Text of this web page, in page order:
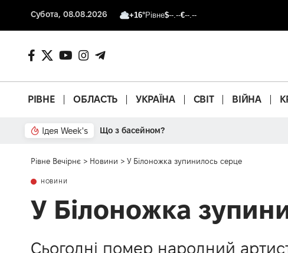
Субота, 08.08.2026 +16°Рівне$--.--€--.--
РІВНЕ ОБЛАСТЬ УКРАЇНА СВІТ ВІЙНА
Ідея Week's Що з басейном?
Рівне Вечірнє > Новини > У Білоножка зупинилось серце
НОВИНИ
У Білоножка
Сьогодні помер народний